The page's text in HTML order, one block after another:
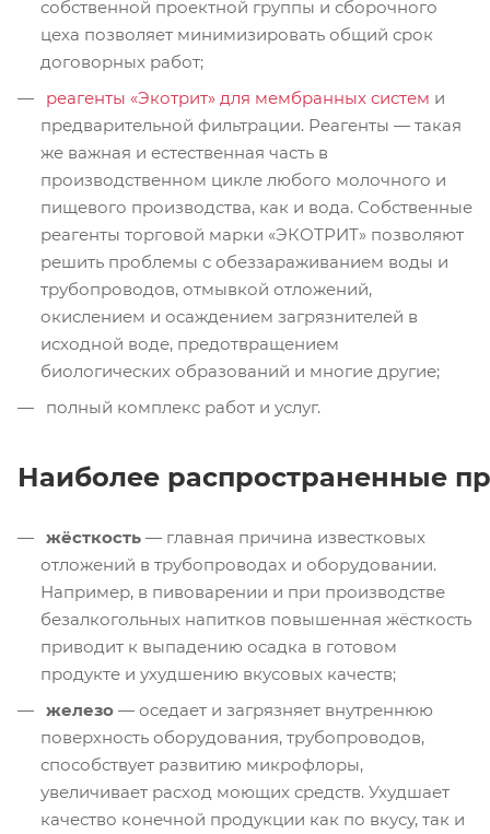
собственной проектной группы и сборочного
цеха позволяет минимизировать общий срок
договорных работ;
реагенты «Экотрит» для мембранных систем и
предварительной фильтрации. Реагенты — такая
же важная и естественная часть в
производственном цикле любого молочного и
пищевого производства, как и вода. Собственные
реагенты торговой марки «ЭКОТРИТ» позволяют
решить проблемы с обеззараживанием воды и
трубопроводов, отмывкой отложений,
окислением и осаждением загрязнителей в
исходной воде, предотвращением
биологических образований и многие другие;
полный комплекс работ и услуг.
Наиболее распространенные
жёсткость — главная причина известковых
отложений в трубопроводах и оборудовании.
Например, в пивоварении и при производстве
безалкогольных напитков повышенная жёсткость
приводит к выпадению осадка в готовом
продукте и ухудшению вкусовых качеств;
железо — оседает и загрязняет внутреннюю
поверхность оборудования, трубопроводов,
способствует развитию микрофлоры,
увеличивает расход моющих средств. Ухудшает
качество конечной продукции как по вкусу, так и